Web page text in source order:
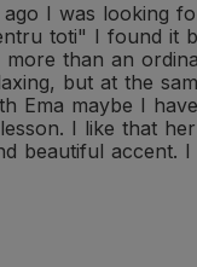
I was looking
toti" I found it
more than an
but at the
Ema maybe I
I like that
beautiful accent.